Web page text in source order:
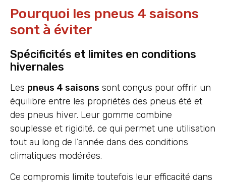
Pourquoi les pneus 4 saisons
sont à éviter
Spécificités et limites en conditions
hivernales
Les pneus 4 saisons sont conçus pour offrir un
équilibre entre les propriétés des pneus été et
des pneus hiver. Leur gomme combine
souplesse et rigidité, ce qui permet une utilisation
tout au long de l’année dans des conditions
climatiques modérées.
Ce compromis limite toutefois leur efficacité dans